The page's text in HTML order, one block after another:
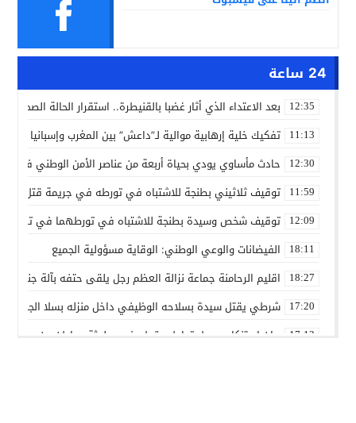
24 ساعة
12:35 بعد الاعتداء الذي أثار غضبا بالقنيطرة.. استقرار الحالة
11:13 تفكيك خلية إرهابية موالية لـ”داعش” بين المغرب وإسبانيا في
12:30 حادث مأساوي يودي بحياة أربعة من عناصر الأمن الوطني في
11:59 توقيف ثلاثيني بطنجة للاشتباه في تورطه في جريمة قتل
12:09 توقيف شخص وسيدة بطنجة للاشتباه في تورطهما في تزوير
18:11 الفيضانات والوعي الوطني: الوقاية مسؤولية الجميع
18:27 اقليم الرحامنة جماعة نزالة العظم رجل يلقى حتفه بآلة جني
17:20 شرطي يقتل سيدة بسلاحه الوظيفي داخل منزله بسلا الجديدة
17:13 بيان استنكاري حول تداول مقطع فيديو لجثة مواطن من